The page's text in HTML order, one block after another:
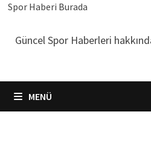
Spor Haberi Burada
Güncel Spor Haberleri
MENÜ